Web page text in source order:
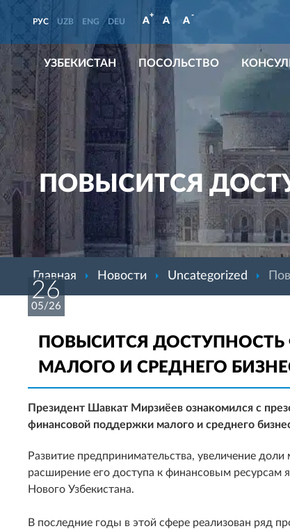
РУС UZB ENG DEU A
+
A A
-
УЗБЕКИСТАН ПОСОЛЬСТВО
ПОВЫСИТСЯ
Главная Новости Uncategorized
26
05/26
ПОВЫСИТСЯ
МАЛОГО И СРЕДНЕГО
Президент Шавкат Мирзиёев ознакомился с
финансовой поддержки малого и среднего
Развитие предпринимательства, увеличение
расширение его доступа к финансовым
Нового Узбекистана.
В последние годы в этой сфере реализован ряд